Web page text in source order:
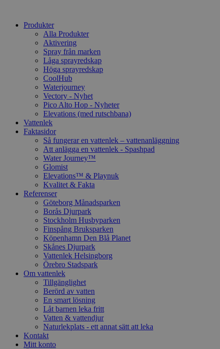
Produkter
Alla Produkter
Aktivering
Spray från marken
Låga sprayredskap
Höga sprayredskap
CoolHub
Waterjourney
Vectory - Nyhet
Pico Alto Hop - Nyheter
Elevations (med rutschbana)
Vattenlek
Faktasidor
Så fungerar en vattenlek – vattenanläggning
Att anlägga en vattenlek - Spashpad
Water Journey™
Glomist
Elevations™ & Playnuk
Kvalitet & Fakta
Referenser
Göteborg Månadsparken
Borås Djurpark
Stockholm Husbyparken
Finspång Bruksparken
Köpenhamn Den Blå Planet
Skånes Djurpark
Vattenlek Helsingborg
Örebro Stadspark
Om vattenlek
Tillgänglighet
Berörd av vatten
En smart lösning
Låt barnen leka fritt
Vatten & vattendjur
Naturlekplats - ett annat sätt att leka
Kontakt
Mitt konto